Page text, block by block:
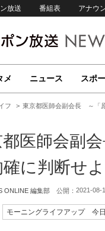
放送 番組表 アナウ
メ ニュース スポ
フ 東京都医師会副会長 ～「
都医師会副
確に判断せ
ONLINE 編集部 公開： 2021-08-
モーニングライフアップ 今